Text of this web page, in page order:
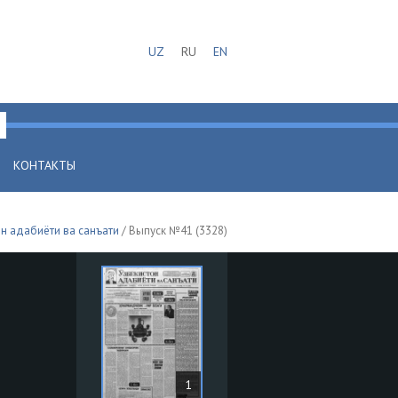
UZ RU EN
КОНТАКТЫ
адабиёти ва санъати / Выпуск №41 (3328)
1